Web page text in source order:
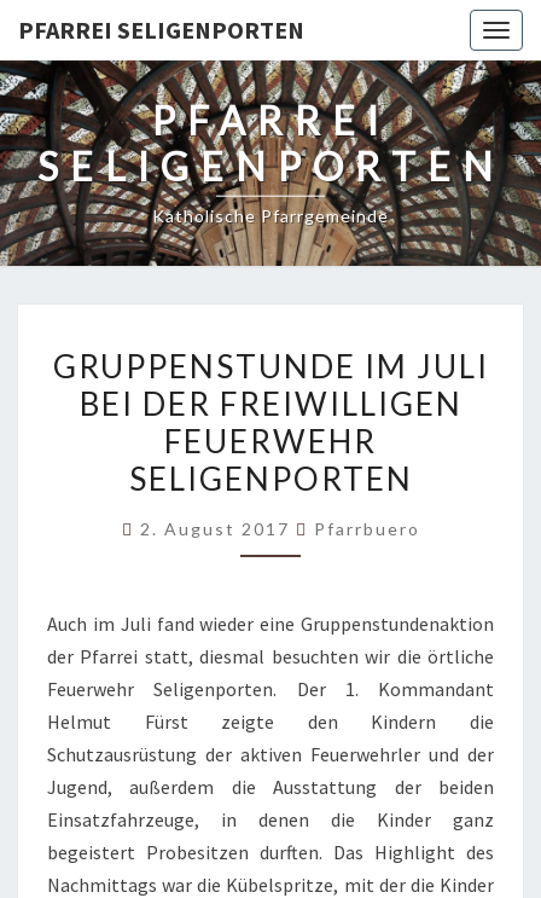
PFARREI SELIGENPORTEN
PFARREI
SELIGENPORTEN
Katholische Pfarrgemeinde
IM
JULI
BEI
DER
FEUERWEHR
GRUPPENSTUNDE IM JULI
BEI DER FREIWILLIGEN
FEUERWEHR
SELIGENPORTEN
2. August 2017 Pfarrbuero
Auch im Juli fand wieder eine Gruppenstundenaktion
der Pfarrei statt, diesmal besuchten wir die örtliche
Feuerwehr Seligenporten. Der 1. Kommandant
Helmut Fürst zeigte den Kindern die
Schutzausrüstung der aktiven Feuerwehrler und der
Jugend, außerdem die Ausstattung der beiden
Einsatzfahrzeuge, in denen die Kinder ganz
begeistert Probesitzen durften. Das Highlight des
Nachmittags war die Kübelspritze, mit der die Kinder